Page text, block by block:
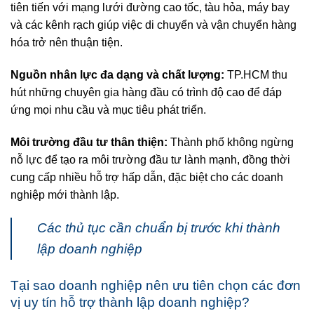
tiên tiến với mạng lưới đường cao tốc, tàu hỏa, máy bay
và các kênh rạch giúp việc di chuyển và vận chuyển hàng
hóa trở nên thuận tiện.
Nguồn nhân lực đa dạng và chất lượng: TP.HCM thu
hút những chuyên gia hàng đầu có trình độ cao để đáp
ứng mọi nhu cầu và mục tiêu phát triển.
Môi trường đầu tư thân thiện: Thành phố không ngừng
nỗ lực để tạo ra môi trường đầu tư lành mạnh, đồng thời
cung cấp nhiều hỗ trợ hấp dẫn, đặc biệt cho các doanh
nghiệp mới thành lập.
Các thủ tục cần chuẩn bị trước khi thành
lập doanh nghiệp
Tại sao doanh nghiệp nên ưu tiên chọn các đơn
vị uy tín hỗ trợ thành lập doanh nghiệp?